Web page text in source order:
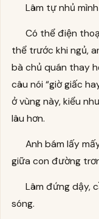
Lâm tự nhủ
Có thể điện
thể trước khi ngủ,
bà chủ quán thay
câu nói “giờ giấc
ở vùng này, kiểu
lâu hơn.
Anh bám lấy
giữa con đường
Lâm đứng dậy,
sóng.